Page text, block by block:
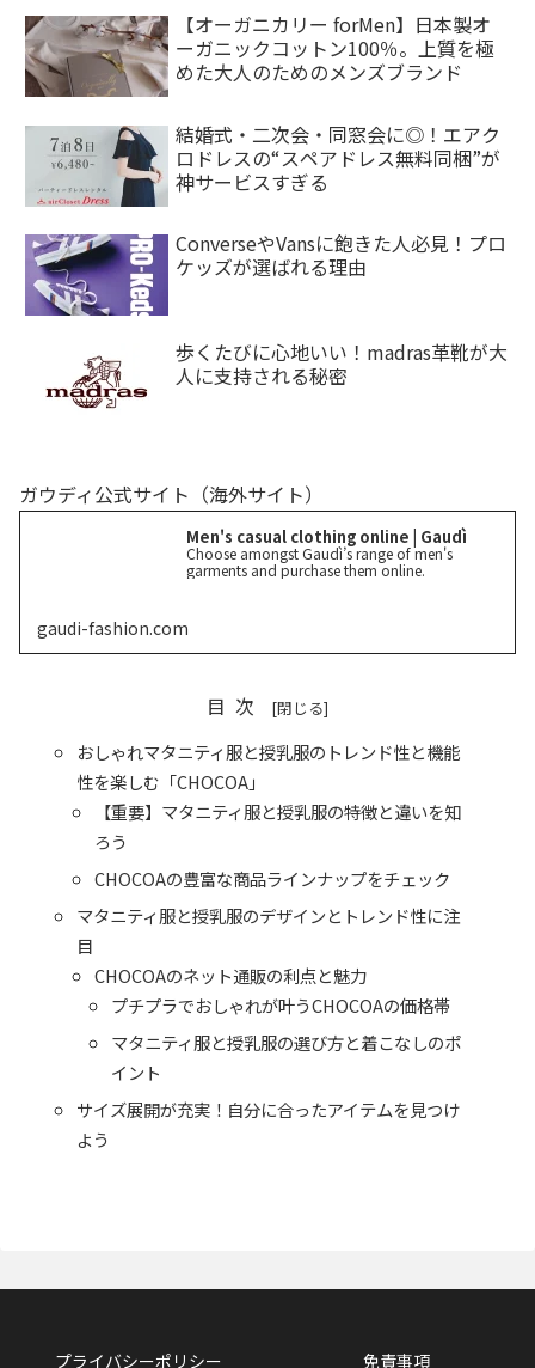
【オーガニカリー forMen】日本製オ
ーガニックコットン100％。上質を極
めた大人のためのメンズブランド
結婚式・二次会・同窓会に◎！エアク
ロドレスの“スペアドレス無料同梱”が
神サービスすぎる
ConverseやVansに飽きた人必見！プロ
ケッズが選ばれる理由
歩くたびに心地いい！madras革靴が大
人に支持される秘密
ガウディ公式サイト（海外サイト）
Men's casual clothing online | Gaudì
Choose amongst Gaudì’s range of men's
garments and purchase them online.
gaudi-fashion.com
目次
おしゃれマタニティ服と授乳服のトレンド性と機能
性を楽しむ「CHOCOA」
【重要】マタニティ服と授乳服の特徴と違いを知
ろう
CHOCOAの豊富な商品ラインナップをチェック
マタニティ服と授乳服のデザインとトレンド性に注
目
CHOCOAのネット通販の利点と魅力
プチプラでおしゃれが叶うCHOCOAの価格帯
マタニティ服と授乳服の選び方と着こなしのポ
イント
サイズ展開が充実！自分に合ったアイテムを見つけ
よう
プライバシーポリシー 免責事項